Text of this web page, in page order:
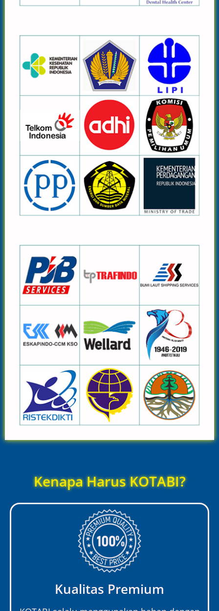
Kenapa Harus KOTABI?
Kualitas Premium